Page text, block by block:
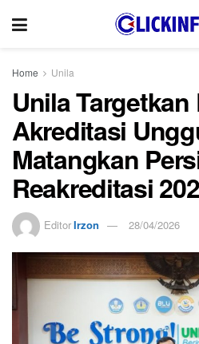
Home Unila
Unila
Akreditasi
Matangkan
Reakreditasi
EditorIrzon 28/04/2026